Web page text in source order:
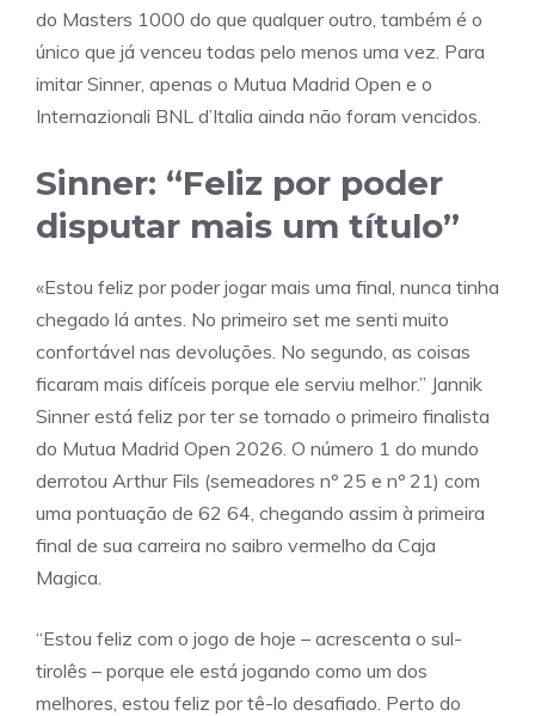
do Masters 1000 do que qualquer outro, também é o
único que já venceu todas pelo menos uma vez. Para
imitar Sinner, apenas o Mutua Madrid Open e o
Internazionali BNL d’Italia ainda não foram vencidos.
Sinner: “Feliz por poder
disputar mais um título”
«Estou feliz por poder jogar mais uma final, nunca tinha
chegado lá antes. No primeiro set me senti muito
confortável nas devoluções. No segundo, as coisas
ficaram mais difíceis porque ele serviu melhor.” Jannik
Sinner está feliz por ter se tornado o primeiro finalista
do Mutua Madrid Open 2026. O número 1 do mundo
derrotou Arthur Fils (semeadores nº 25 e nº 21) com
uma pontuação de 62 64, chegando assim à primeira
final de sua carreira no saibro vermelho da Caja
Magica.
“Estou feliz com o jogo de hoje – acrescenta o sul-
tirolês – porque ele está jogando como um dos
melhores, estou feliz por tê-lo desafiado. Perto do